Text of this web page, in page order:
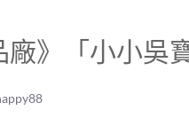
》「小小吳